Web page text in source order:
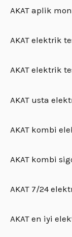
AKAT aplik
AKAT elektrik
AKAT elektrik
AKAT usta
AKAT kombi
AKAT kombi
AKAT 7/24
AKAT en iyi